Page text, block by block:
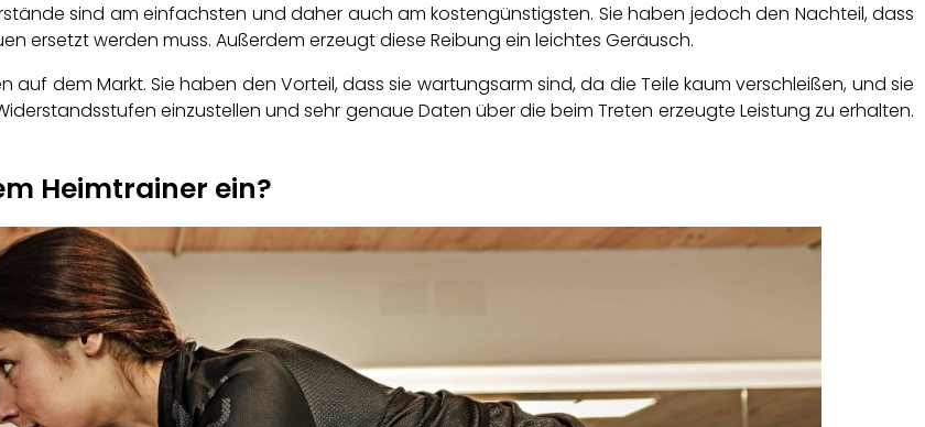
sind am einfachsten und daher auch am kostengünstigsten. Sie haben jedoch den Nachteil, dass
ersetzt werden muss. Außerdem erzeugt diese Reibung ein leichtes Geräusch.
auf dem Markt. Sie haben den Vorteil, dass sie wartungsarm sind, da die Teile kaum verschleißen, und sie
einzustellen und sehr genaue Daten über die beim Treten erzeugte Leistung zu erhalten.
Heimtrainer ein?